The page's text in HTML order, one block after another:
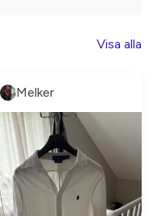
Visa alla
Melker